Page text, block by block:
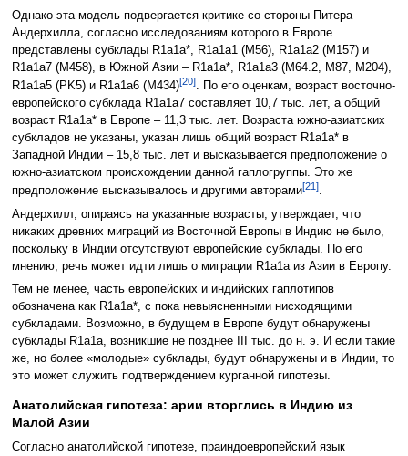
Однако эта модель подвергается критике со стороны Питера
Андерхилла, согласно исследованиям которого в Европе
представлены субклады R1a1a*, R1a1a1 (M56), R1a1a2 (M157) и
R1a1a7 (M458), в Южной Азии – R1a1a*, R1a1a3 (M64.2, M87, M204),
R1a1a5 (PK5) и R1a1a6 (M434)[20]. По его оценкам, возраст восточно-
европейского субклада R1a1a7 составляет 10,7 тыс. лет, а общий
возраст R1a1a* в Европе – 11,3 тыс. лет. Возраста южно-азиатских
субкладов не указаны, указан лишь общий возраст R1a1a* в
Западной Индии – 15,8 тыс. лет и высказывается предположение о
южно-азиатском происхождении данной гаплогруппы. Это же
предположение высказывалось и другими авторами[21].
Андерхилл, опираясь на указанные возрасты, утверждает, что
никаких древних миграций из Восточной Европы в Индию не было,
поскольку в Индии отсутствуют европейские субклады. По его
мнению, речь может идти лишь о миграции R1a1a из Азии в Европу.
Тем не менее, часть европейских и индийских гаплотипов
обозначена как R1a1a*, с пока невыясненными нисходящими
субкладами. Возможно, в будущем в Европе будут обнаружены
субклады R1a1a, возникшие не позднее III тыс. до н. э. И если такие
же, но более «молодые» субклады, будут обнаружены и в Индии, то
это может служить подтверждением курганной гипотезы.
Анатолийская гипотеза: арии вторглись в Индию из
Малой Азии
Согласно анатолийской гипотезе, праиндоевропейский язык